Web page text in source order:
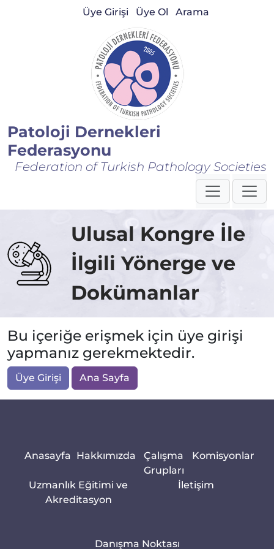
Patoloji Dernekleri
Federasyonu
Federation of Turkish Pathology Societies
Üye Girişi Üye Ol Arama
Ulusal Kongre İle
İlgili Yönerge ve
Dokümanlar
Bu içeriğe erişmek için üye girişi
yapmanız gerekmektedir.
Üye Girişi Ana Sayfa
Anasayfa Hakkımızda
Çalışma
Grupları
Komisyonlar
Uzmanlık Eğitimi ve
Akreditasyon
İletişim
Danışma Noktası